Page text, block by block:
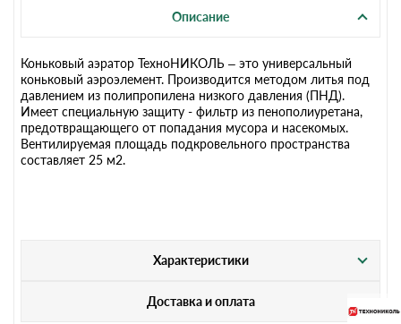
Описание
Коньковый аэратор ТехноНИКОЛЬ – это универсальный
коньковый аэроэлемент. Производится методом литья под
давлением из полипропилена низкого давления (ПНД).
Имеет специальную защиту - фильтр из пенополиуретана,
предотвращающего от попадания мусора и насекомых.
Вентилируемая площадь подкровельного пространства
составляет 25 м2.
Характеристики
Доставка и оплата